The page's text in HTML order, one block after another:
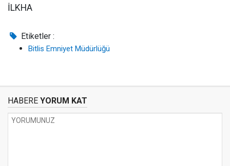
İLKHA
Etiketler :
Bitlis Emniyet Müdürlüğü
HABERE YORUM KAT